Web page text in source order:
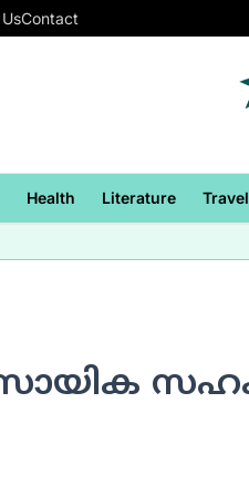
Contact
Health Literature Travel